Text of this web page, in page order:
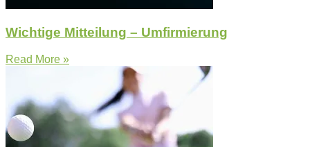
Wichtige Mitteilung – Umfirmierung
Read More »